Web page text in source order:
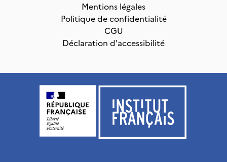
Mentions légales
Politique de confidentialité
CGU
Déclaration d'accessibilité